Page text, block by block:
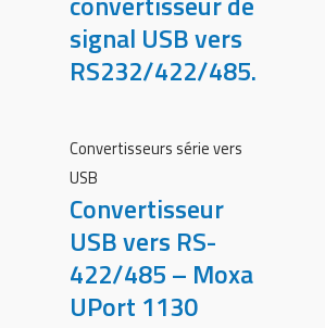
signal USB vers
RS232/422/485.
Convertisseurs série vers
USB
Convertisseur
USB vers RS-
422/485 – Moxa
UPort 1130